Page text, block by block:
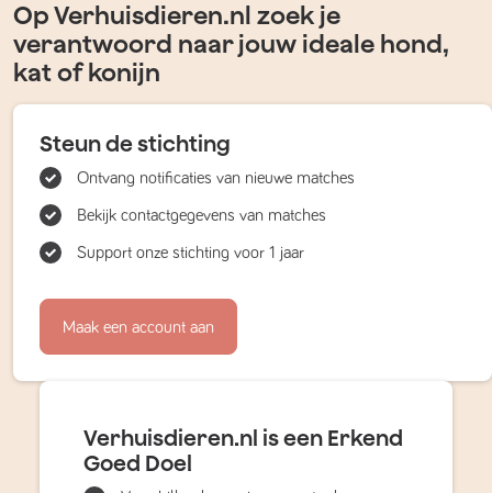
Op Verhuisdieren.nl zoek je
verantwoord naar jouw ideale hond,
kat of konijn
Steun de stichting
Ontvang notificaties van nieuwe matches
Bekijk contactgegevens van matches
Support onze stichting voor 1 jaar
Maak een account aan
Verhuisdieren.nl is een Erkend
Goed Doel